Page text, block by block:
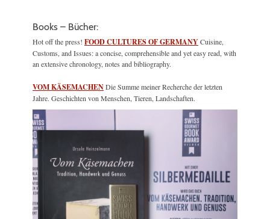
Books – Bücher:
Hot off the press! FOOD CULTURES OF GERMANYCuisine,
Customs, and Issues: a concise, comprehensible and yet easy read, with
an extensive chronology, notes and bibliography.
VOM KÄSEMACHENDie Summe meiner Recherche der letzten
Jahre. Geschichten von Menschen, Tieren, Landschaften.